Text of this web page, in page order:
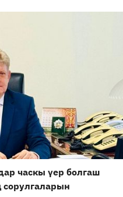
часкы үер болгаш
сорулгаларын